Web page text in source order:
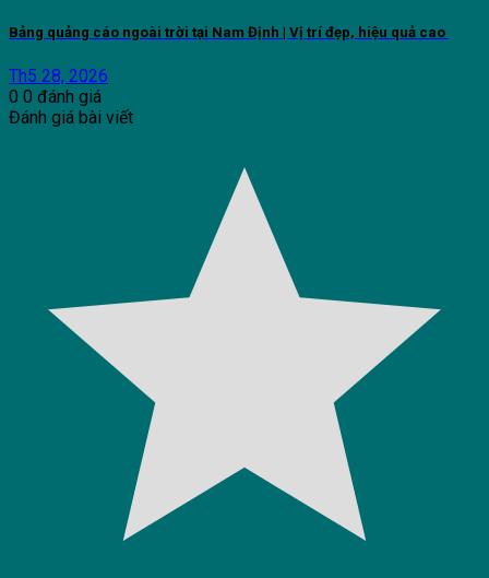
Bảng quảng cáo ngoài trời tại Nam Định | Vị trí đẹp, hiệu quả cao
Th5 28, 2026
0 0 đánh giá
Đánh giá bài viết